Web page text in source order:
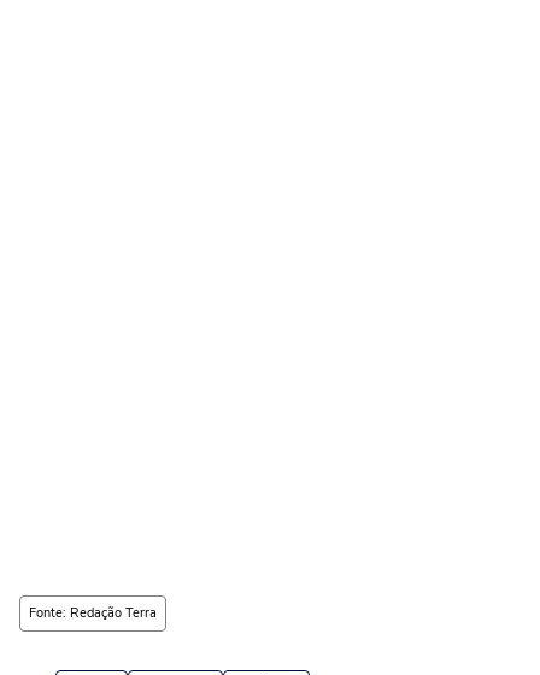
Fonte: Redação Terra